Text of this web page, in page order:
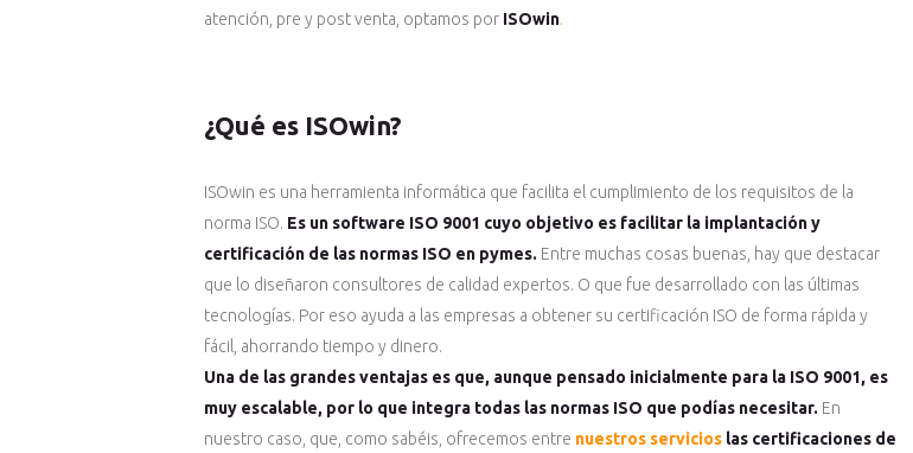
atención, pre y post venta, optamos por ISOwin.
¿Qué es ISOwin?
ISOwin es una herramienta informática que facilita el cumplimiento de los requisitos de la
norma ISO. Es un software ISO 9001 cuyo objetivo es facilitar la implantación y
certificación de las normas ISO en pymes. Entre muchas cosas buenas, hay que destacar
que lo diseñaron consultores de calidad expertos. O que fue desarrollado con las últimas
tecnologías. Por eso ayuda a las empresas a obtener su certificación ISO de forma rápida y
fácil, ahorrando tiempo y dinero.
Una de las grandes ventajas es que, aunque pensado inicialmente para la ISO 9001, es
muy escalable, por lo que integra todas las normas ISO que podías necesitar. En
nuestro caso, que, como sabéis, ofrecemos entre nuestros servicios las certificaciones de